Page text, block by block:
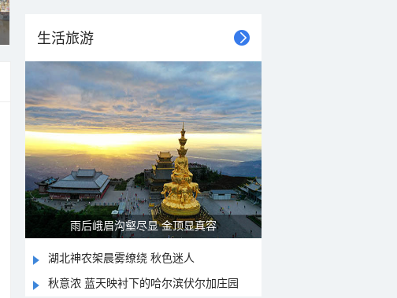
生活旅游
雨后峨眉沟壑尽显 金顶显真容
湖北神农架晨雾缭绕 秋色迷人
秋意浓 蓝天映衬下的哈尔滨伏尔加庄园